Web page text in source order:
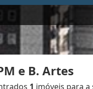
e B. Artes
1 imóveis para a